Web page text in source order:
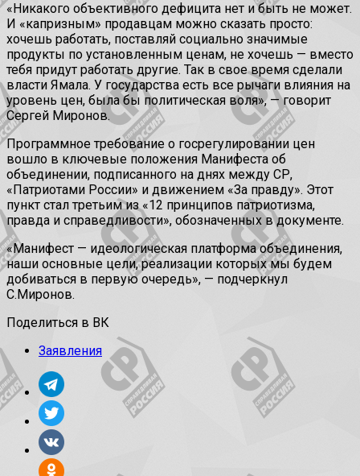
«Никакого объективного дефицита нет и быть не может.
И «капризным» продавцам можно сказать просто:
хочешь работать, поставляй социально значимые
продукты по установленным ценам, не хочешь — вместо
тебя придут работать другие. Так в свое время сделали
власти Ямала. У государства есть все рычаги влияния на
уровень цен, была бы политическая воля», — говорит
Сергей Миронов.
Программное требование о госрегулировании цен
вошло в ключевые положения Манифеста об
объединении, подписанного на днях между СР,
«Патриотами России» и движением «За правду». Этот
пункт стал третьим из «12 принципов патриотизма,
правда и справедливости», обозначенных в документе.
«Манифест — идеологическая платформа объединения,
наши основные цели, реализации которых мы будем
добиваться в первую очередь», — подчеркнул
С.Миронов.
Поделиться в ВК
Заявления